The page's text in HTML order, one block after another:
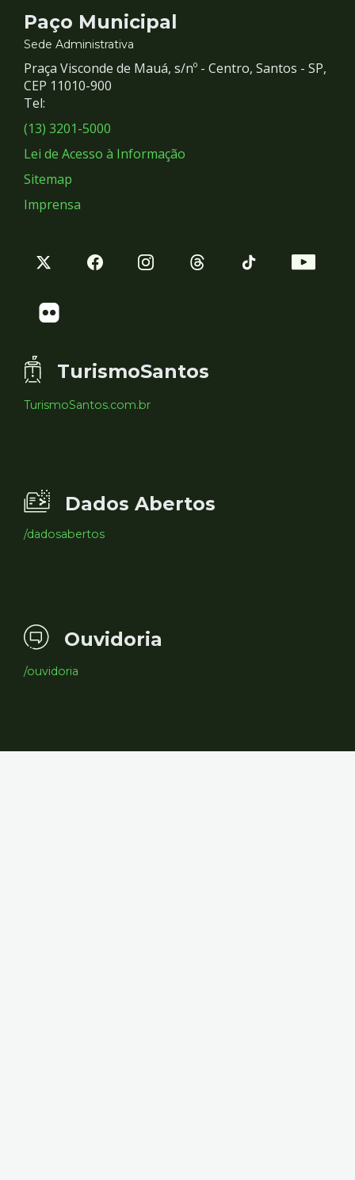
Contato
e
Redes
Sociais
Paço Municipal
Sede Administrativa
Praça Visconde de Mauá, s/nº - Centro, Santos - SP,
CEP 11010-900
Tel:
(13) 3201-5000
Lei de Acesso à Informação
Sitemap
Imprensa
TurismoSantos
TurismoSantos.com.br
Dados Abertos
/dadosabertos
Ouvidoria
/ouvidoria